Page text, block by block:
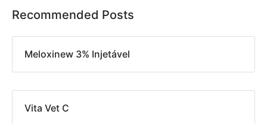
Recommended Posts
Meloxinew 3% Injetável
Vita Vet C